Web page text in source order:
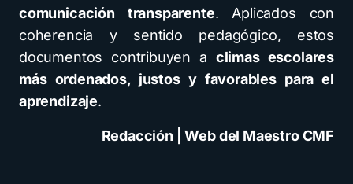
comunicación transparente. Aplicados con
coherencia y sentido pedagógico, estos
documentos contribuyen a climas escolares
más ordenados, justos y favorables para el
aprendizaje.
Redacción | Web del Maestro CMF